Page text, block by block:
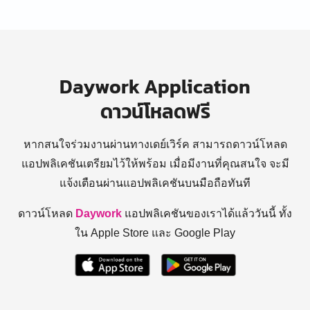
Daywork Application
ดาวน์โหลดฟรี
หากสนใจร่วมงานผ่านทางเดย์เวิร์ค สามารถดาวน์โหลด
แอปพลิเคชันเตรียมไว้ให้พร้อม เมื่อมีงานที่คุณสนใจ จะมี
แจ้งเตือนผ่านแอปพลิเคชันบนมือถือทันที
ดาวน์โหลด Daywork แอปพลิเคชันของเราได้แล้ววันนี้ ทั้ง
ใน Apple Store และ Google Play